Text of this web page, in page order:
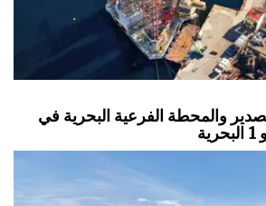
والمحطة الفرعية البحرية في